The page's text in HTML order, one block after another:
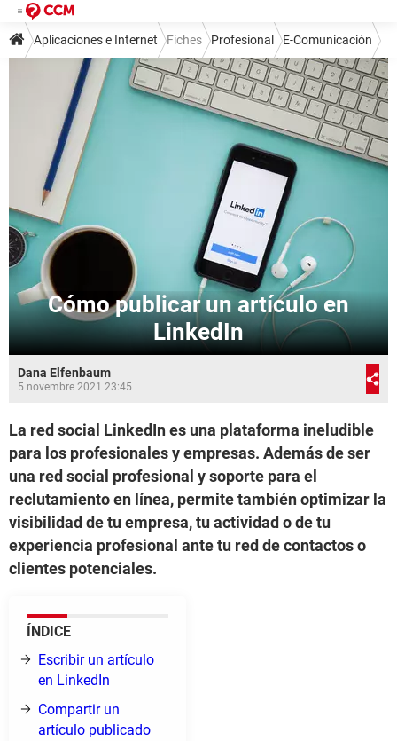
Aplicaciones e Internet Fiches Profesional E-Comunicación
Cómo publicar un artículo en
LinkedIn
Dana Elfenbaum
5 novembre 2021 23:45
La red social LinkedIn es una plataforma ineludible
para los profesionales y empresas. Además de ser
una red social profesional y soporte para el
reclutamiento en línea, permite también optimizar la
visibilidad de tu empresa, tu actividad o de tu
experiencia profesional ante tu red de contactos o
clientes potenciales.
ÍNDICE
Escribir un artículo
en LinkedIn
Compartir un
artículo publicado